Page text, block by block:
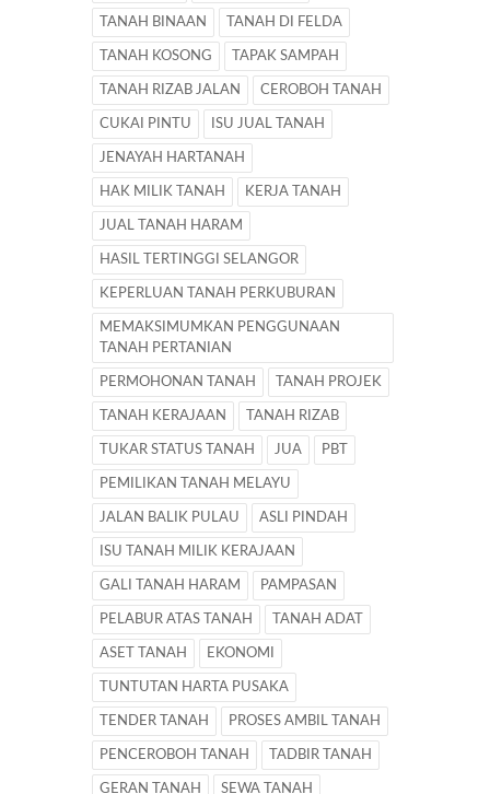
TANAH BINAAN TANAH DI FELDA
TANAH KOSONG TAPAK SAMPAH
TANAH RIZAB JALAN CEROBOH TANAH
CUKAI PINTU ISU JUAL TANAH
JENAYAH HARTANAH
HAK MILIK TANAH KERJA TANAH
JUAL TANAH HARAM
HASIL TERTINGGI SELANGOR
KEPERLUAN TANAH PERKUBURAN
MEMAKSIMUMKAN PENGGUNAAN
TANAH PERTANIAN
PERMOHONAN TANAH TANAH PROJEK
TANAH KERAJAAN TANAH RIZAB
TUKAR STATUS TANAH JUA PBT
PEMILIKAN TANAH MELAYU
JALAN BALIK PULAU ASLI PINDAH
ISU TANAH MILIK KERAJAAN
GALI TANAH HARAM PAMPASAN
PELABUR ATAS TANAH TANAH ADAT
ASET TANAH EKONOMI
TUNTUTAN HARTA PUSAKA
TENDER TANAH PROSES AMBIL TANAH
PENCEROBOH TANAH TADBIR TANAH
GERAN TANAH SEWA TANAH